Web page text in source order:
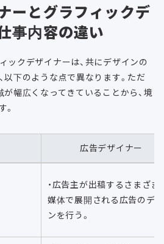
ーとグラフィックデ
事内容の違い
ックデザイナーは、共にデザインの
以下のような点で異なります。ただ
が幅広くなってきていることから、境
広告デザイナー
・広告主が出稿するさまざま
媒体で展開される広告のデ
ンを行う。